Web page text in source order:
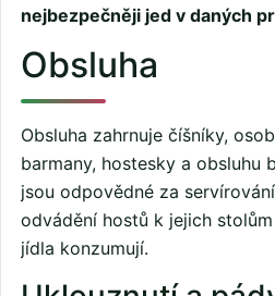
nejbezpečněji jed v daných
Obsluha
Obsluha zahrnuje číšníky,
barmany, hostesky a obsluhu
jsou odpovědné za
odvádění hostů k jejich
jídla konzumují.